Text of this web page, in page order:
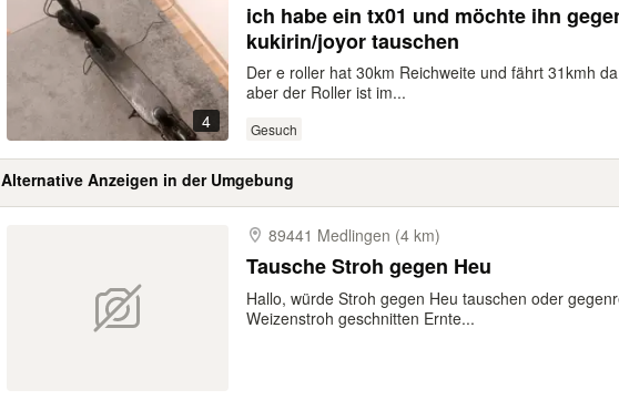
4
ich habe ein tx01 und möchte ihn
kukirin/joyor tauschen
Der e roller hat 30km Reichweite und fährt 31kmh
aber der Roller ist im...
Gesuch
Alternative Anzeigen in der Umgebung
89441 Medlingen (4 km)
Tausche Stroh gegen Heu
Hallo, würde Stroh gegen Heu tauschen oder
Weizenstroh geschnitten Ernte...